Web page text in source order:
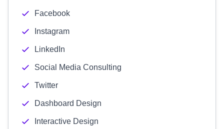
Facebook
Instagram
LinkedIn
Social Media Consulting
Twitter
Dashboard Design
Interactive Design